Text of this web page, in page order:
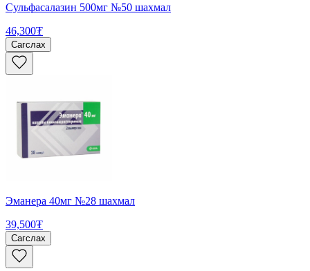
Сульфасалазин 500мг №50 шахмал
46,300₮
Сагслах
Эманера 40мг №28 шахмал
39,500₮
Сагслах